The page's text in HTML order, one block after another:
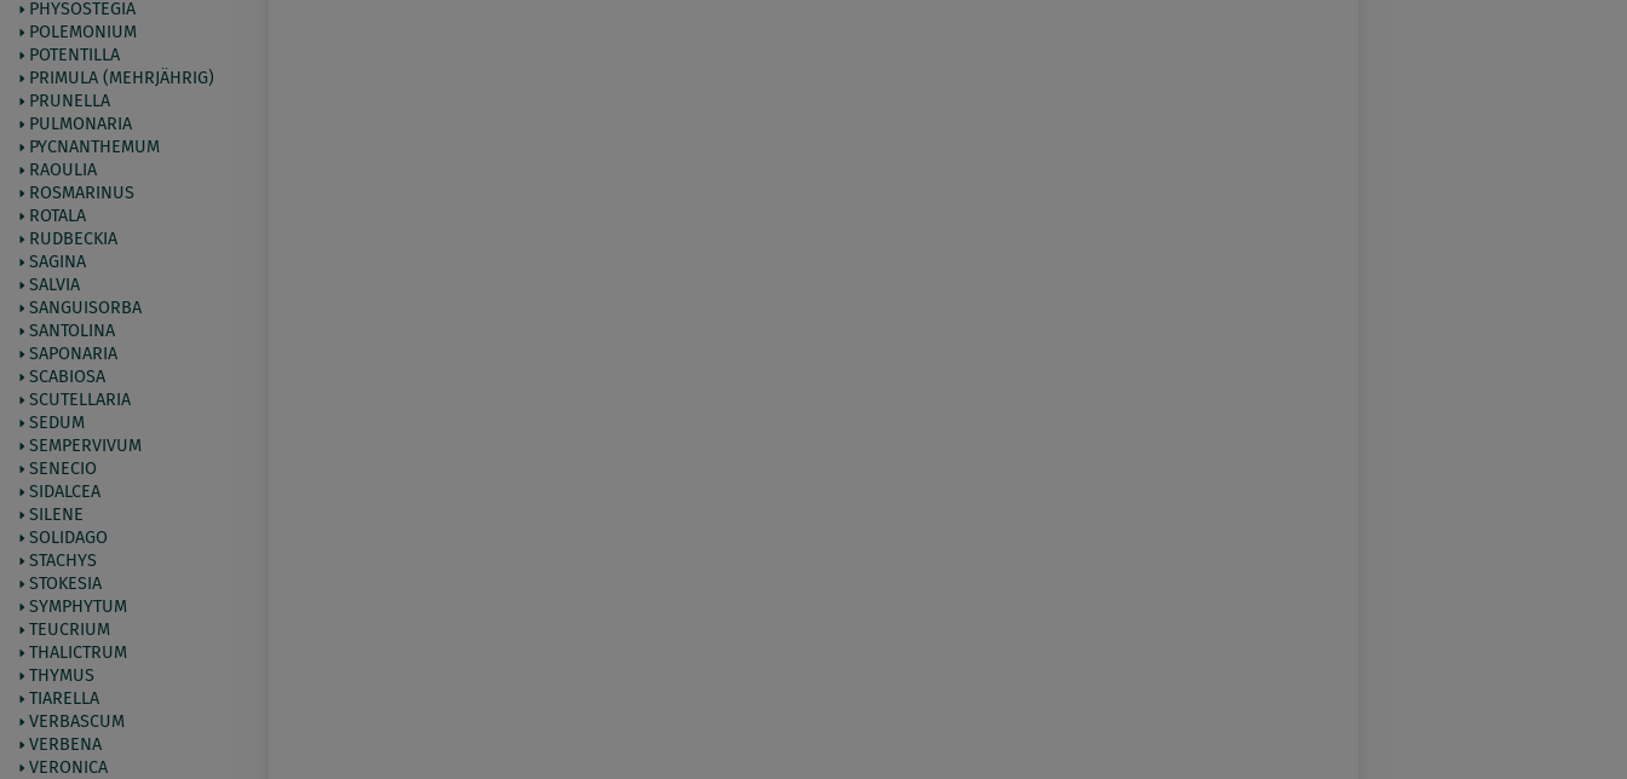
PHYSOSTEGIA
POLEMONIUM
POTENTILLA
PRIMULA (MEHRJÄHRIG)
PRUNELLA
PULMONARIA
PYCNANTHEMUM
RAOULIA
ROSMARINUS
ROTALA
RUDBECKIA
SAGINA
SALVIA
SANGUISORBA
SANTOLINA
SAPONARIA
SCABIOSA
SCUTELLARIA
SEDUM
SEMPERVIVUM
SENECIO
SIDALCEA
SILENE
SOLIDAGO
STACHYS
STOKESIA
SYMPHYTUM
TEUCRIUM
THALICTRUM
THYMUS
TIARELLA
VERBASCUM
VERBENA
VERONICA